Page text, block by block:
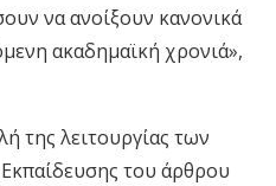
να ανοίξουν κανονικά
ακαδημαϊκή χρονιά»,
της λειτουργίας των
του άρθρου